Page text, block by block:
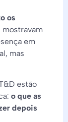
os
mostravam
em
mas
estão
o que as
depois